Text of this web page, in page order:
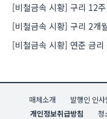
[비철금속 시황] 구리 12
매체소개 발행인 인사
개인정보취급방침
청